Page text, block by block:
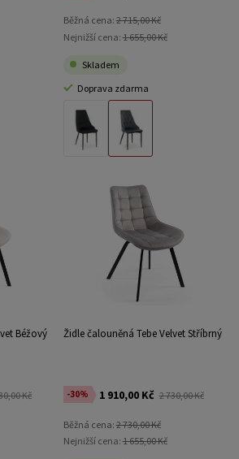
Běžná cena:2 715,00 Kč
Nejnižší cena:1 655,00 Kč
Skladem
Doprava zdarma
Béžový
Kč
Židle čalouněná Tebe Velvet Stříbrný
-30% 1 910,00 Kč 2 730,00 Kč
Běžná cena:2 730,00 Kč
Nejnižší cena:1 655,00 Kč